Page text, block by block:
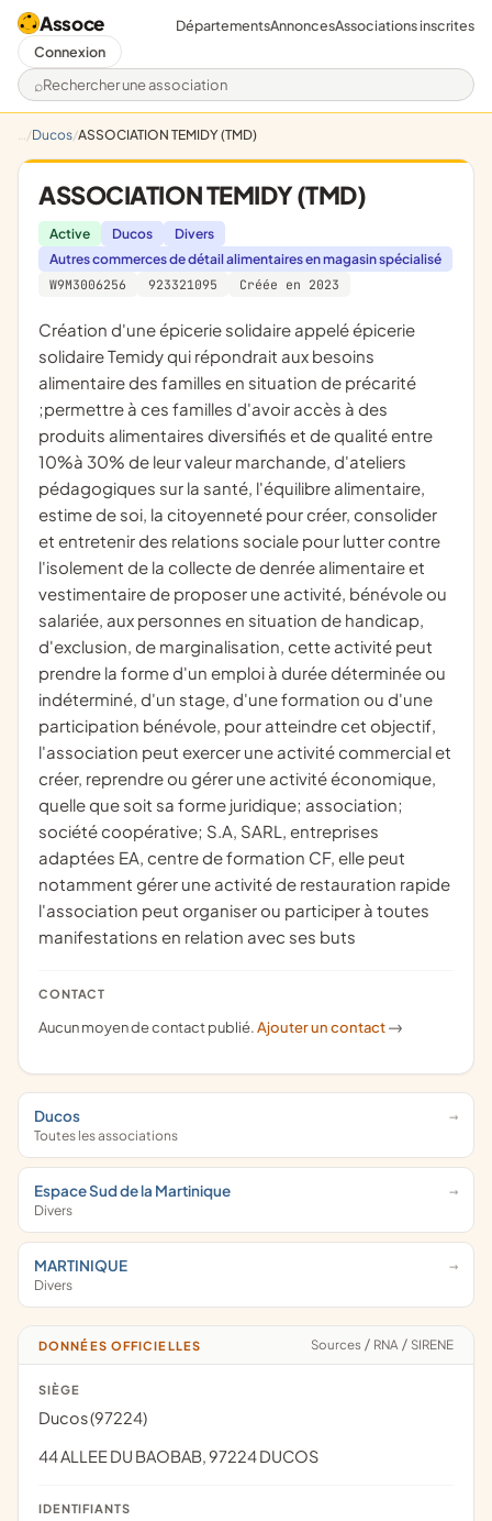
Assoce
Rechercher une association
DépartementsAnnoncesAssociations inscrites
Connexion
Ducos ASSOCIATION TEMIDY (TMD)
ASSOCIATION TEMIDY (TMD)
Active Ducos
Divers
Autres commerces de détail alimentaires en magasin spécialisé
W9M3006256
923321095 Créée en 2023
création d'une épicerie solidaire appelé épicerie
solidaire Temidy qui répondrait aux besoins
alimentaire des familles en situation de précarité
;permettre à ces familles d'avoir accès à des
produits alimentaires diversifiés et de qualité entre
10%à 30% de leur valeur marchande, d'ateliers
pédagogiques sur la santé, l'équilibre alimentaire,
estime de soi, la citoyenneté pour créer, consolider
et entretenir des relations sociale pour lutter contre
l'isolement de la collecte de denrée alimentaire et
vestimentaire de proposer une activité, bénévole ou
salariée, aux personnes en situation de handicap,
d'exclusion, de marginalisation, cette activité peut
prendre la forme d'un emploi à durée déterminée ou
indéterminé, d'un stage, d'une formation ou d'une
participation bénévole, pour atteindre cet objectif,
l'association peut exercer une activité commercial et
créer, reprendre ou gérer une activité économique,
quelle que soit sa forme juridique; association;
société coopérative; S.A, SARL, entreprises
adaptées EA, centre de formation CF, elle peut
notamment gérer une activité de restauration rapide
l'association peut organiser ou participer à toutes
manifestations en relation avec ses buts
CONTACT
Aucun moyen de contact publié.Ajouter un contact ->
Ducos
Toutes les associations
Espace Sud de la Martinique
Divers
MARTINIQUE
Divers
DONNÉES OFFICIELLES Sources / RNA / SIRENE
SIÈGE
Ducos (97224)
44 ALLEE DU BAOBAB, 97224 DUCOS
IDENTIFIANTS